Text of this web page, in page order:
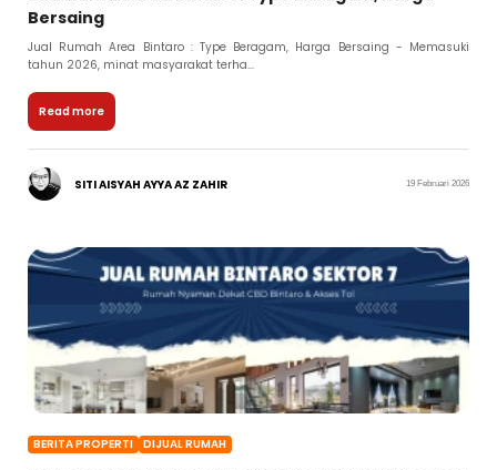
Bersaing
Jual Rumah Area Bintaro : Type Beragam, Harga Bersaing - Memasuki
tahun 2026, minat masyarakat terha...
Read more
SITI AISYAH AYYA AZ ZAHIR 19 Februari 2026
BERITA PROPERTI DIJUAL RUMAH